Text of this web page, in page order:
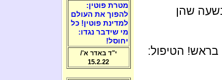
שהן
הטיפול:
מטרת פוטין:
להפוך את העולם
למדינת פוטין! כל
מי שידבר נגדו:
יחוסל!
י"ד באדר א'/
15.2.22